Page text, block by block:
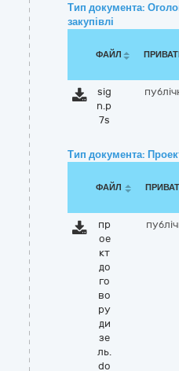
Тип документа:
закупівлі
ФАЙЛ
sig
n.p
7s
Тип документа:
ФАЙЛ
пр
ое
кт
до
го
во
ру
ди
зе
ль.
do